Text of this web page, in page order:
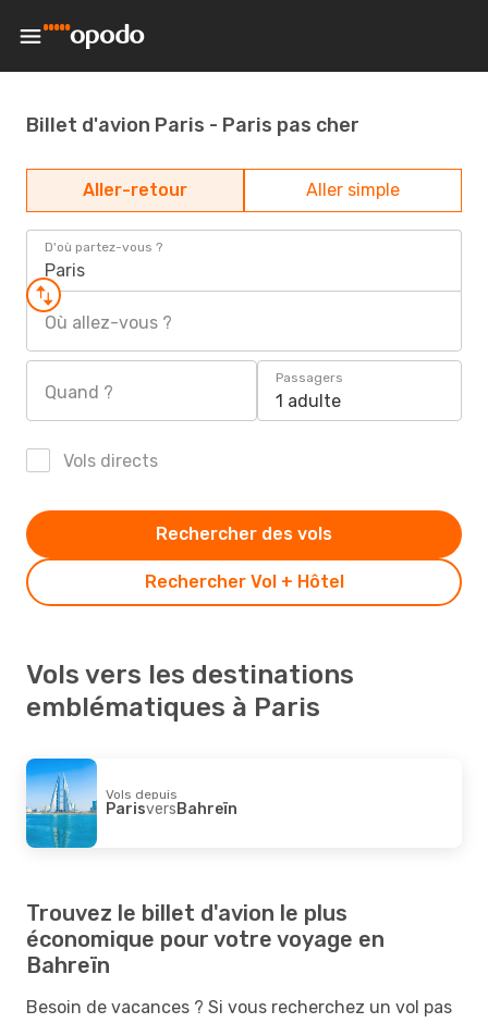
Billet d'avion Paris - Paris pas cher
Aller-retour Aller simple
D'où partez-vous ?
Paris
Où allez-vous ?
Quand ?
Passagers
1 adulte
Vols directs
Rechercher Vol + Hôtel
Rechercher des vols
Vols vers les destinations
emblématiques à Paris
Vols depuis
ParisversBahreïn
Trouvez le billet d'avion le plus
économique pour votre voyage en
Bahreïn
Besoin de vacances ? Si vous recherchez un vol pas